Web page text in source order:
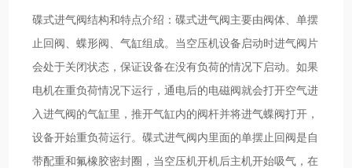
碟式进气阀结构和特点介绍：碟式进气阀主要由阀体、单摆
止回阀、蝶形阀、气缸组成。当空压机设备启动时进气阀片
会处于关闭状态，保证设备在没有负荷的情况下启动。如果
电机在重负荷情况下运行，通电后的电磁阀就会打开空气进
入进气阀的气缸里，推开气缸内的阀杆并将进气蝶阀打开，
设备开始重负荷运行。碟式进气阀内里面的单摆止回阀是自
带配重和氟橡胶密封圈，当空压机开机后主机开始吸气，在